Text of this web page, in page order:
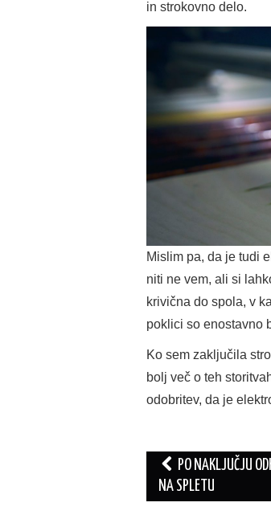
in strokovno delo.
Mislim pa, da je tudi
niti ne vem, ali si
krivična do spola, v
poklici so enostavno
Ko sem zaključila
bolj več o teh
odobritev, da je
Post
navigation
PO NAKLJUČJU
NA SPLETU